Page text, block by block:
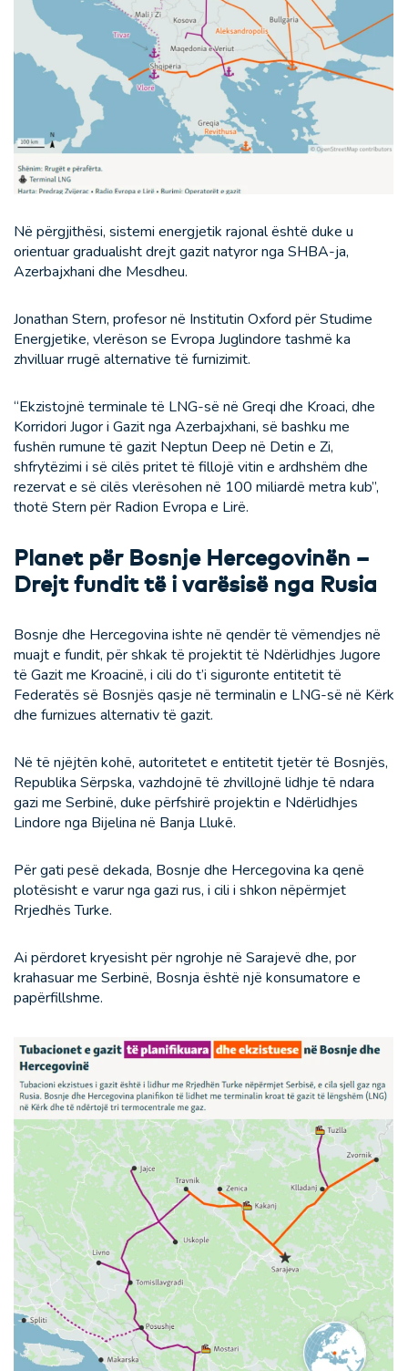
Në përgjithësi, sistemi energjetik rajonal është duke u
orientuar gradualisht drejt gazit natyror nga SHBA-ja,
Azerbajxhani dhe Mesdheu.
Jonathan Stern, profesor në Institutin Oxford për Studime
Energjetike, vlerëson se Evropa Juglindore tashmë ka
zhvilluar rrugë alternative të furnizimit.
“Ekzistojnë terminale të LNG-së në Greqi dhe Kroaci, dhe
Korridori Jugor i Gazit nga Azerbajxhani, së bashku me
fushën rumune të gazit Neptun Deep në Detin e Zi,
shfrytëzimi i së cilës pritet të fillojë vitin e ardhshëm dhe
rezervat e së cilës vlerësohen në 100 miliardë metra kub”,
thotë Stern për Radion Evropa e Lirë.
Planet për Bosnje Hercegovinën –
Drejt fundit të i varësisë nga Rusia
Bosnje dhe Hercegovina ishte në qendër të vëmendjes në
muajt e fundit, për shkak të projektit të Ndërlidhjes Jugore
të Gazit me Kroacinë, i cili do t’i siguronte entitetit të
Federatës së Bosnjës qasje në terminalin e LNG-së në Kërk
dhe furnizues alternativ të gazit.
Në të njëjtën kohë, autoritetet e entitetit tjetër të Bosnjës,
Republika Sërpska, vazhdojnë të zhvillojnë lidhje të ndara
gazi me Serbinë, duke përfshirë projektin e Ndërlidhjes
Lindore nga Bijelina në Banja Llukë.
Për gati pesë dekada, Bosnje dhe Hercegovina ka qenë
plotësisht e varur nga gazi rus, i cili i shkon nëpërmjet
Rrjedhës Turke.
Ai përdoret kryesisht për ngrohje në Sarajevë dhe, por
krahasuar me Serbinë, Bosnja është një konsumatore e
papërfillshme.